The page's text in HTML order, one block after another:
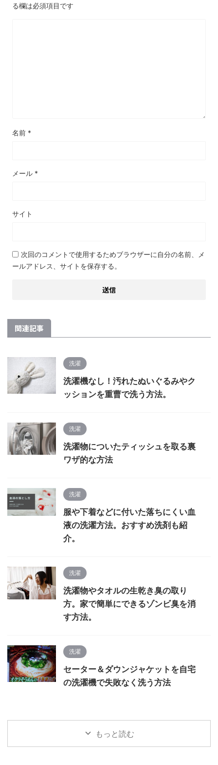
る欄は必須項目です
名前 *
メール *
サイト
次回のコメントで使用するためブラウザーに自分の名前、メ
ールアドレス、サイトを保存する。
関連記事
洗濯
洗濯機なし！汚れたぬいぐるみやク
ッションを重曹で洗う方法。
洗濯
洗濯物についたティッシュを取る裏
ワザ的な方法
洗濯
服や下着などに付いた落ちにくい血
液の洗濯方法。おすすめ洗剤も紹
介。
洗濯
洗濯物やタオルの生乾き臭の取り
方。家で簡単にできるゾンビ臭を消
す方法。
洗濯
セーター＆ダウンジャケットを自宅
の洗濯機で失敗なく洗う方法
もっと読む